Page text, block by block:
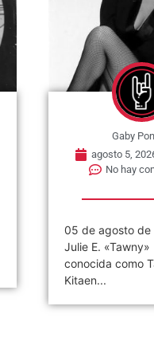
Gaby
agosto 5,
No hay
05 de agosto de
lanza el séptimo
banda The